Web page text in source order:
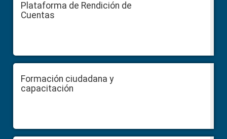
Plataforma de Rendición de
Cuentas
Formación ciudadana y
capacitación